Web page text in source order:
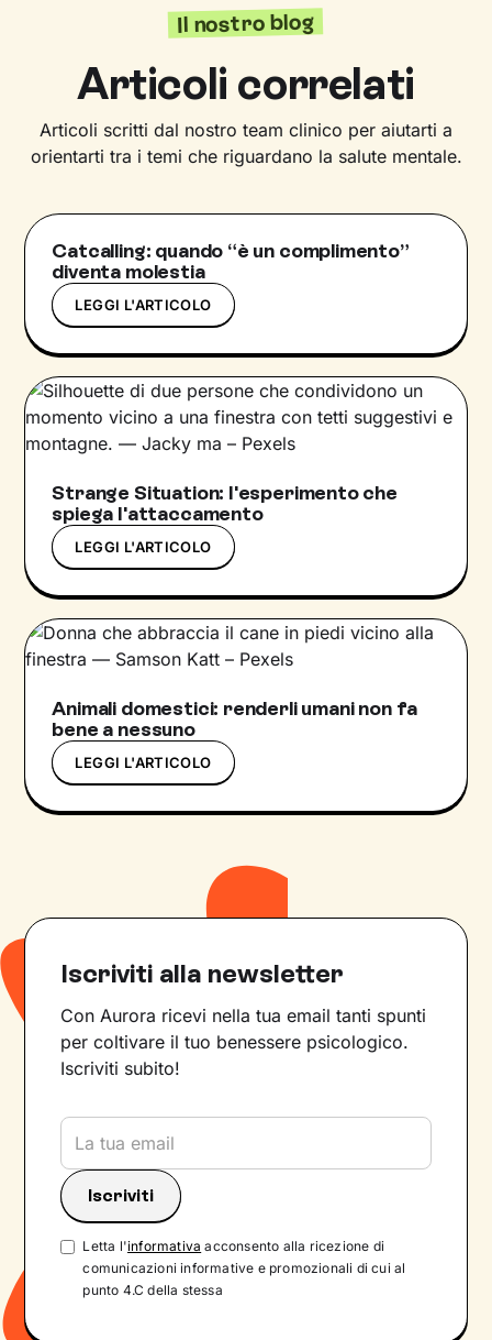
Il nostro blog
Articoli correlati
Articoli scritti dal nostro team clinico per aiutarti a
orientarti tra i temi che riguardano la salute mentale.
Catcalling: quando “è un complimento”
diventa molestia
LEGGI L'ARTICOLO
Strange Situation: l'esperimento che
spiega l'attaccamento
LEGGI L'ARTICOLO
Animali domestici: renderli umani non fa
bene a nessuno
LEGGI L'ARTICOLO
Iscriviti alla newsletter
Con Aurora ricevi nella tua email tanti spunti
per coltivare il tuo benessere psicologico.
Iscriviti subito!
Letta l'informativa acconsento alla ricezione di
comunicazioni informative e promozionali di cui al
punto 4.C della stessa